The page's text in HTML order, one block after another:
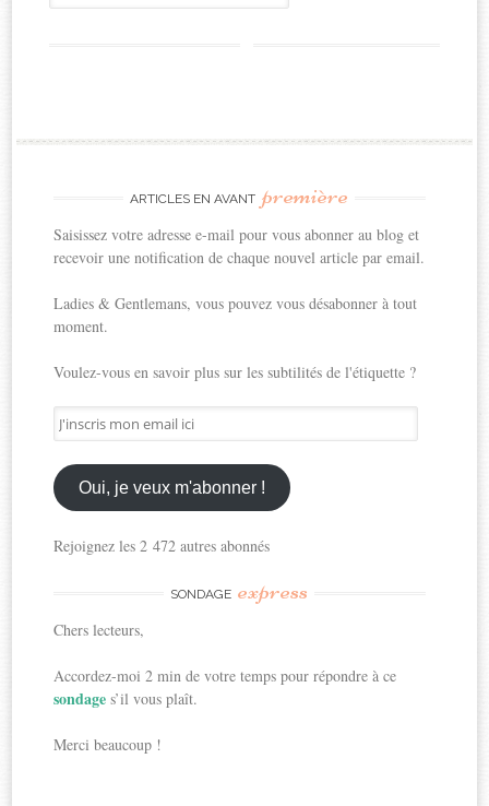
ARTICLES EN AVANT première
Saisissez votre adresse e-mail pour vous abonner au blog et
recevoir une notification de chaque nouvel article par email.
Ladies & Gentlemans, vous pouvez vous désabonner à tout
moment.
Voulez-vous en savoir plus sur les subtilités de l'étiquette ?
J'inscris
mon
email
ici
Oui, je veux m'abonner !
Rejoignez les 2 472 autres abonnés
SONDAGE express
Chers lecteurs,
Accordez-moi 2 min de votre temps pour répondre à ce
sondages’il vous plaît.
Merci beaucoup !